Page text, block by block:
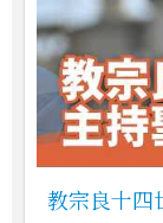
教宗良十四